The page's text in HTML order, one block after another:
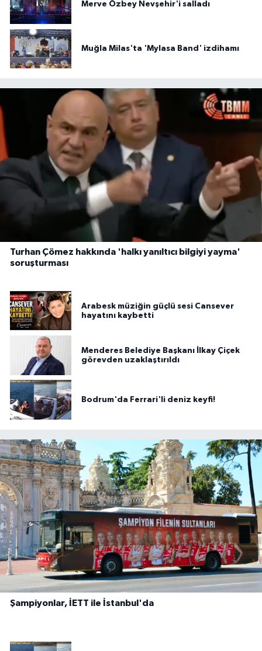
Merve Özbey Nevşehir'i salladı
Muğla Milas'ta 'Mylasa Band' izdihamı
Turhan Çömez hakkında 'halkı yanıltıcı bilgiyi yayma'
soruşturması
Arabesk müziğin güçlü sesi Cansever
hayatını kaybetti
Menderes Belediye Başkanı İlkay Çiçek
görevden uzaklaştırıldı
Bodrum'da Ferrari'li deniz keyfi!
Şampiyonlar, İETT ile İstanbul'da